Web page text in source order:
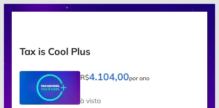
Tax is Cool Plus
R$4.104,00por ano
à vista